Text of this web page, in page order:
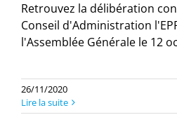
Retrouvez la délibération
Conseil d'Administration
l'Assemblée Générale le 12
26/11/2020
Lire la suite